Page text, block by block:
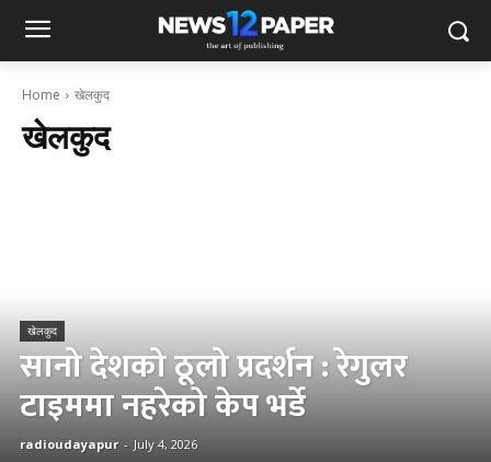
Home खेलकुद
खेलकुद
खेलकुद
सानो देशको ठूलो प्रदर्शन : रेगुलर
टाइममा नहरेको केप भर्डे
radioudayapur - July 4, 2026